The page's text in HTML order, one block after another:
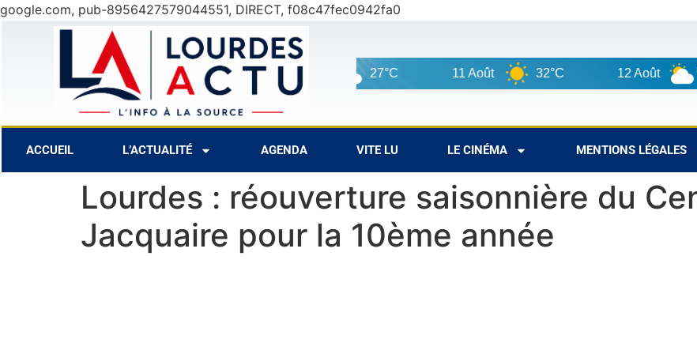
google.com, pub-8956427579044551, DIRECT, f08c47fec0942fa0
9 Août 10 Août 11 Août 32°C 12 Août 30°C
ACCUEIL L’ACTUALITÉ AGENDA VITE LU LE CINÉMA MENTIONS LÉGALES
Lourdes : réouverture saisonnière du
Jacquaire pour la 10ème année